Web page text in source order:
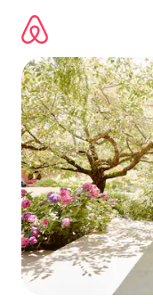
directement
contenu